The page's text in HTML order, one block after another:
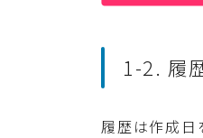
1-2. 履
履歴は作成日